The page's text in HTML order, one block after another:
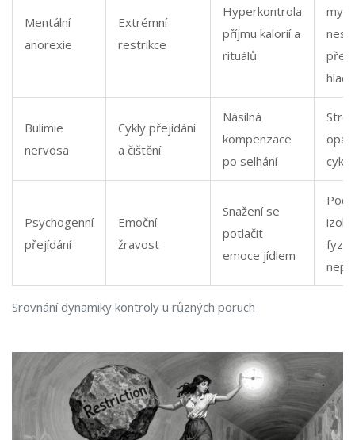
Srovnání dynamiky kontroly u různých poruch
Mentální
anorexie
Extrémní
restrikce
Hyperkontrola
příjmu kalorií a
rituálů
Bulimie
nervosa
Cykly přejídání
a čištění
Násilná
kompenzace
po selhání
cyklu
Psychogenní
přejídání
Emoční
žravost
Snažení se
potlačit
emoce jídlem